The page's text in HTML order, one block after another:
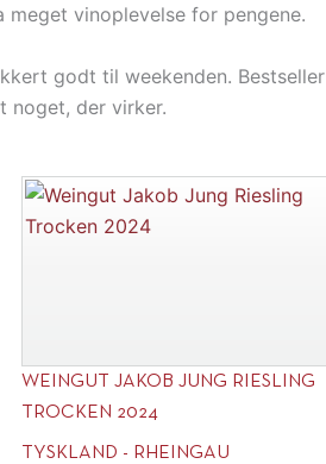
vinoplevelse for pengene.
godt til weekenden. Bestseller
noget, der virker.
WEINGUT JAKOB JUNG RIESLING
TROCKEN 2024
TYSKLAND - RHEINGAU